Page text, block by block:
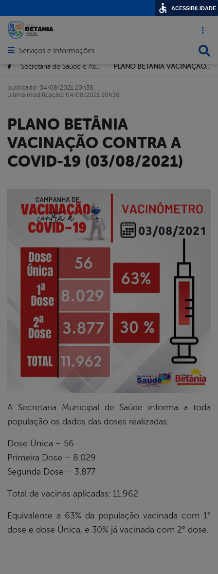
Acesso
Abrir menu principal de navegação
Serviços e Informações
Você está aqui:
> Secretaria de Saúde e Assistência Comunitária > PLANO BETÂNIA VACINAÇÃO CONTRA A COVID-19 (03/08/2021)
PLANO BETÂNIA
VACINAÇÃO CONTRA A
COVID-19 (03/08/2021)
publicado: 04/08/2021 20h38,
última modificação: 04/08/2021 20h38
A Secretaria Municipal de Saúde informa a toda
população os dados das doses realizadas:
Dose Única – 56
Primeira Dose – 8.029
Segunda Dose – 3.877
Total de vacinas aplicadas: 11.962
Equivalente a 63% da população vacinada com 1°
dose e dose Única, e 30% já vacinada com 2° dose.
ACESSIBILIDADE